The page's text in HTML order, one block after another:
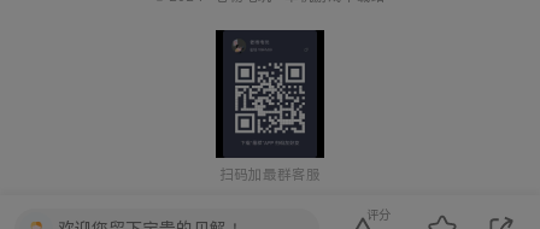
扫码加最群客服
评分